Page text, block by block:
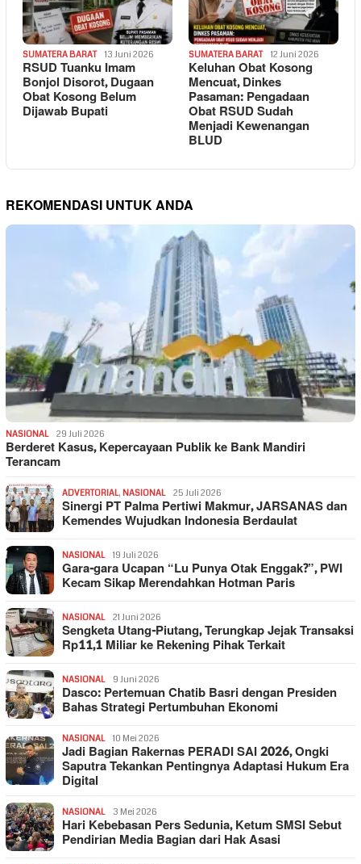
SUMATERA BARAT 13 Juni 2026
RSUD Tuanku Imam
Bonjol Disorot, Dugaan
Obat Kosong Belum
Dijawab Bupati
SUMATERA BARAT 12 Juni 2026
Keluhan Obat Kosong
Mencuat, Dinkes
Pasaman: Pengadaan
Obat RSUD Sudah
Menjadi Kewenangan
BLUD
REKOMENDASI UNTUK ANDA
NASIONAL 29 Juli 2026
Berderet Kasus, Kepercayaan Publik ke Bank Mandiri
Terancam
ADVERTORIAL, NASIONAL 25 Juli 2026
Sinergi PT Palma Pertiwi Makmur, JARSANAS dan
Kemendes Wujudkan Indonesia Berdaulat
NASIONAL 19 Juli 2026
Gara-gara Ucapan “Lu Punya Otak Enggak?”, PWI
Kecam Sikap Merendahkan Hotman Paris
NASIONAL 21 Juni 2026
Sengketa Utang-Piutang, Terungkap Jejak Transaksi
Rp11,1 Miliar ke Rekening Pihak Terkait
NASIONAL 9 Juni 2026
Dasco: Pertemuan Chatib Basri dengan Presiden
Bahas Strategi Pertumbuhan Ekonomi
NASIONAL 10 Mei 2026
Jadi Bagian Rakernas PERADI SAI 2026, Ongki
Saputra Tekankan Pentingnya Adaptasi Hukum Era
Digital
NASIONAL 3 Mei 2026
Hari Kebebasan Pers Sedunia, Ketum SMSI Sebut
Pendirian Media Bagian dari Hak Asasi